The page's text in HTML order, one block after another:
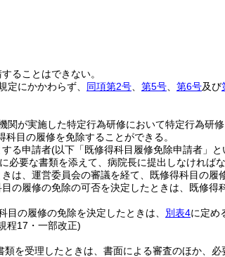
ることはできない。
定にかかわらず、 同項第2号 第5号 第6号及び
関が実施した特定行為研修において特定行為研
目の履修を免除することができる。
る申請者(以下「既修得科目履修免除申請者」と
に必要な書類を添えて、病院長に提出しなければな
は、運営委員会の審議を経て、既修得科目の履
の履修の免除の可否を決定したときは、既修得
目の履修の免除を決定したときは、 別表4に定め
程17・一部改正)
類を受理したときは、書面による審査のほか、